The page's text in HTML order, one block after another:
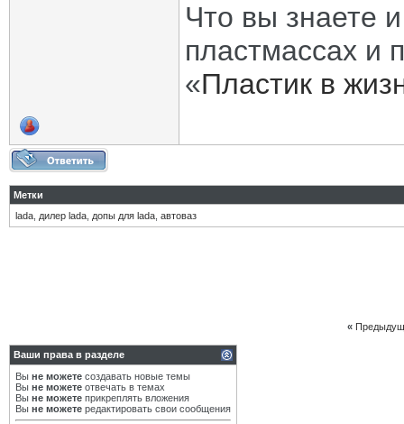
Что вы знаете
пластмассах и
«Пластик в
Метки
lada дилер lada допы для lada автоваз
«
Ваши права в разделе
Вы не можете создавать новые темы
Вы не можете отвечать в темах
Вы не можете прикреплять вложения
Вы не можете редактировать свои сообщения